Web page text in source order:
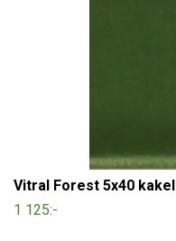
Vitral Forest 5x40 kakel
1 125:-